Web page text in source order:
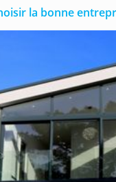
la bonne